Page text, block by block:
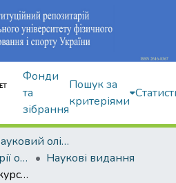
Фонди
та
зібрання
Пошук за
критеріями
Навчально-науковий олімпійський інститут
Кафедра історії і теорії олімпійського спорту
Наукові видання
Всеукраїнський конкурс «Учитель року – 2018» у номінації «Фізична культура»